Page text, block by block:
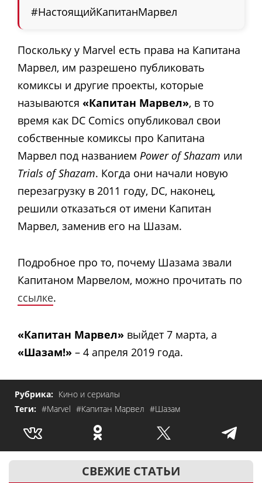
#НастоящийКапитанМарвел
Поскольку у Marvel есть права на Капитана
Марвел, им разрешено публиковать
комиксы и другие проекты, которые
называются «Капитан Марвел», в то
время как DC Comics опубликовал свои
собственные комиксы про Капитана
Марвел под названием Power of Shazam или
Trials of Shazam. Когда они начали новую
перезагрузку в 2011 году, DC, наконец,
решили отказаться от имени Капитан
Марвел, заменив его на Шазам.
Подробное про то, почему Шазама звали
Капитаном Марвелом, можно прочитать по
ссылке.
«Капитан Марвел» выйдет 7 марта, а
«Шазам!» – 4 апреля 2019 года.
Рубрика: Кино и сериалы
Теги: #Marvel #Капитан Марвел #Шазам
СВЕЖИЕ СТАТЬИ